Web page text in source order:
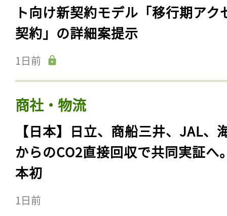
ト向け新契約モデル「移行期アク
契約」の詳細案提示
1日前
商社・物流
【日本】日立、商船三井、JAL、
からのCO2直接回収で共同実証へ
本初
1日前